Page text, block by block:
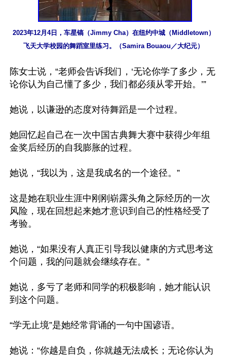
2023年12月4日，车星镐（Jimmy Cha）在纽约中城（Middletown）
飞天大学校园的舞蹈室里练习。（Samira Bouaou／大纪元）
陈女士说，“老师会告诉我们，‘无论你学了多少，无
论你认为自己懂了多少，我们都必须从零开始。’”
她说，以谦逊的态度对待舞蹈是一个过程。
她回忆起自己在一次中国古典舞大赛中获得少年组
金奖后经历的自我膨胀的过程。
她说，“我以为，这是我成名的一个途径。”
这是她在职业生涯中刚刚崭露头角之际经历的一次
风险，现在回想起来她才意识到自己的性格经受了
考验。
她说，“如果没有人真正引导我以健康的方式思考这
个问题，我的问题就会继续存在。”
她说，多亏了老师和同学的积极影响，她才能认识
到这个问题。
“学无止境”是她经常背诵的一句中国谚语。
她说：“你越是自负，你就越无法成长；无论你认为